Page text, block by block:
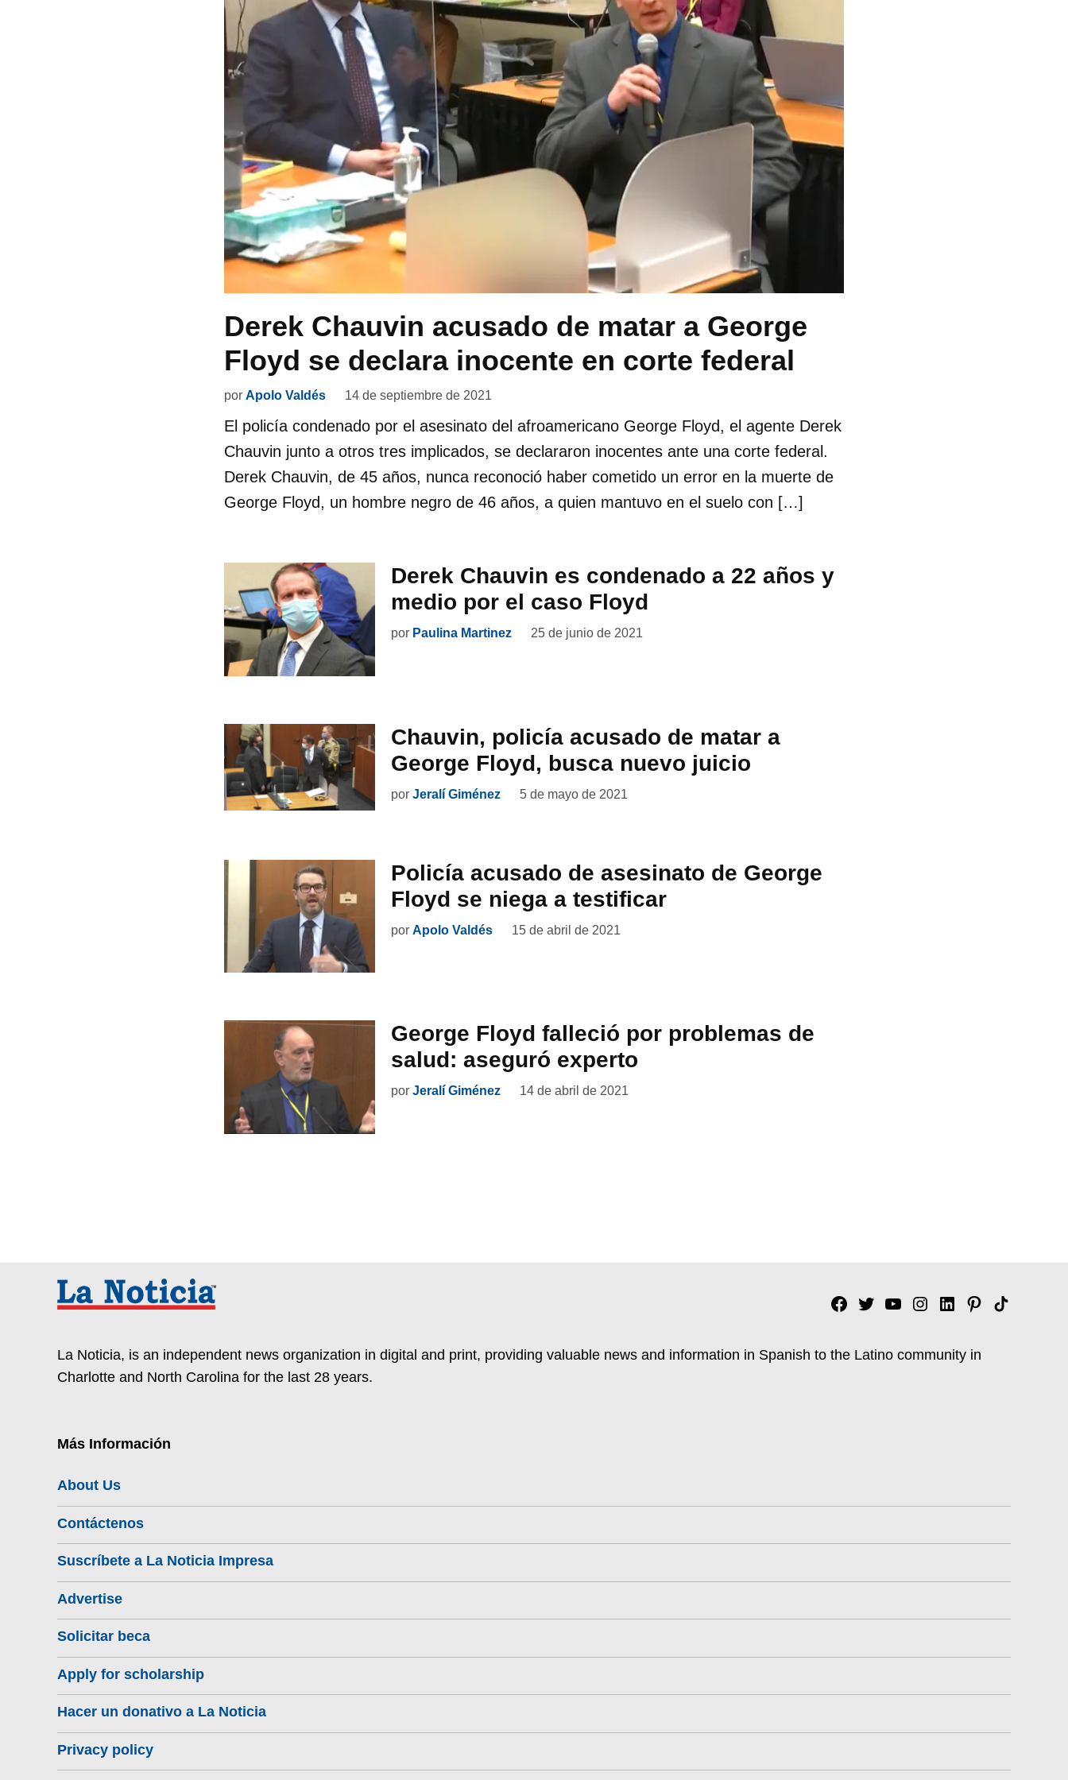
Derek Chauvin acusado de matar a George
Floyd se declara inocente en corte federal
por Apolo Valdés 14 de septiembre de 2021
El policía condenado por el asesinato del afroamericano George Floyd, el agente Derek
Chauvin junto a otros tres implicados, se declararon inocentes ante una corte federal.
Derek Chauvin, de 45 años, nunca reconoció haber cometido un error en la muerte de
George Floyd, un hombre negro de 46 años, a quien mantuvo en el suelo con […]
Derek Chauvin es condenado a 22 años y
medio por el caso Floyd
por Paulina Martinez 25 de junio de 2021
Chauvin, policía acusado de matar a
George Floyd, busca nuevo juicio
por Jeralí Giménez 5 de mayo de 2021
Policía acusado de asesinato de George
Floyd se niega a testificar
por Apolo Valdés 15 de abril de 2021
George Floyd falleció por problemas de
salud: aseguró experto
por Jeralí Giménez 14 de abril de 2021
Facebook
TwitterYouTubeInstagram
Linkedin
Pinterest
Tik
La Noticia, is an independent news organization in digital and print, providing valuable news and information in Spanish to the Latino community in
Charlotte and North Carolina for the last 28 years.
Más Información
About Us
Contáctenos
Suscríbete a La Noticia Impresa
Advertise
Solicitar beca
Apply for scholarship
Hacer un donativo a La Noticia
Privacy policy